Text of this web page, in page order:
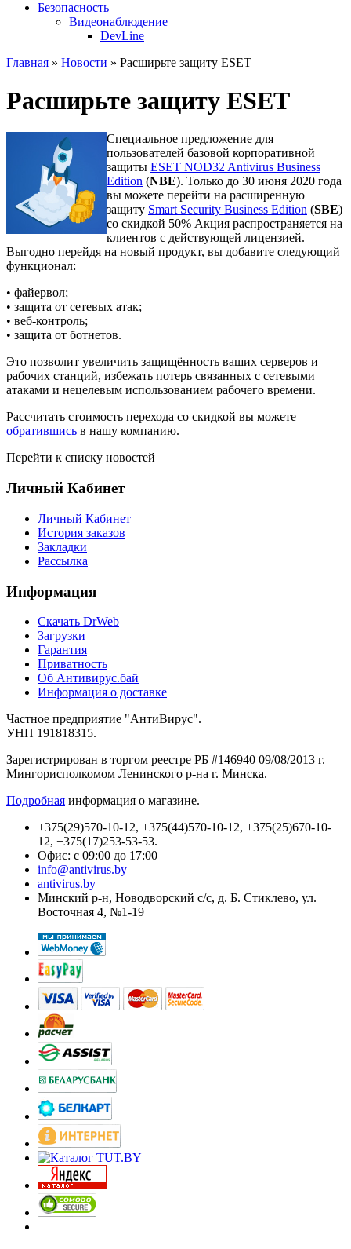
Безопасность
Видеонаблюдение
DevLine
Главная » Новости » Расширьте защиту ESET
Расширьте защиту ESET
Специальное предложение для
пользователей базовой корпоративной
защиты ESET NOD32 Antivirus Business
Edition (NBE). Только до 30 июня 2020 года
вы можете перейти на расширенную
защиту Smart Security Business Edition (SBE)
со скидкой 50% Акция распространяется на
клиентов с действующей лицензией.
Выгодно перейдя на новый продукт, вы добавите следующий
функционал:
• файервол;
• защита от сетевых атак;
• веб-контроль;
• защита от ботнетов.
Это позволит увеличить защищённость ваших серверов и
рабочих станций, избежать потерь связанных с сетевыми
атаками и нецелевым использованием рабочего времени.
Рассчитать стоимость перехода со скидкой вы можете
обратившись в нашу компанию.
Перейти к списку новостей
Личный Кабинет
Личный Кабинет
История заказов
Закладки
Рассылка
Информация
Cкачать DrWeb
Загрузки
Гарантия
Приватность
Об Антивирус.бай
Информация о доставке
Частное предприятие "АнтиВирус".
УНП 191818315.
Зарегистрирован в торгом реестре РБ #146940 09/08/2013 г.
Мингорисполкомом Ленинского р-на г. Минска.
Подробная информация о магазине.
+375(29)570-10-12, +375(44)570-10-12, +375(25)670-10-
12, +375(17)253-53-53.
Офис: с 09:00 до 17:00
info@antivirus.by
antivirus.by
Минский р-н, Новодворский с/с, д. Б. Стиклево, ул.
Восточная 4, №1-19